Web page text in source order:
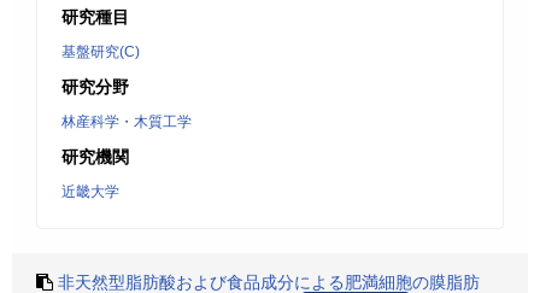
研究種目
基盤研究(C)
研究分野
林産科学・木質工学
研究機関
近畿大学
非天然型脂肪酸および食品成分による肥満細胞の膜脂肪